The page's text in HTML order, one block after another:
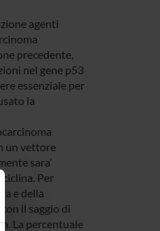
agenti
precedente,
nel gene p53
essenziale per
la
un vettore
sara’
Per
e della
il saggio di
La percentuale